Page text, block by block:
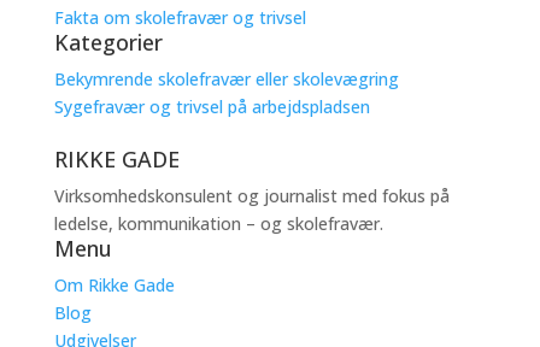
Fakta om skolefravær og trivsel
Kategorier
Bekymrende skolefravær eller skolevægring
Sygefravær og trivsel på arbejdspladsen
RIKKE GADE
Virksomhedskonsulent og journalist med fokus på
ledelse, kommunikation – og skolefravær.
Menu
Om Rikke Gade
Blog
Udgivelser